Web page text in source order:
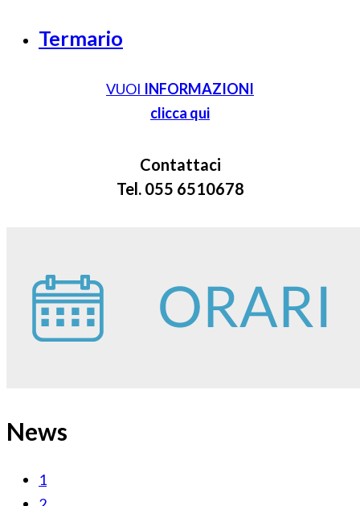
Termario
VUOI INFORMAZIONI
clicca qui
Contattaci
Tel. 055 6510678
News
1